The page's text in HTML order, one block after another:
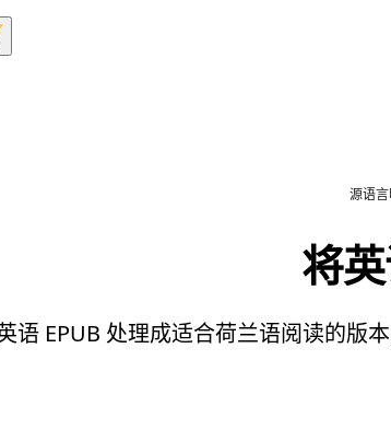
源语
将
语 EPUB 处理成适合荷兰语阅读的版